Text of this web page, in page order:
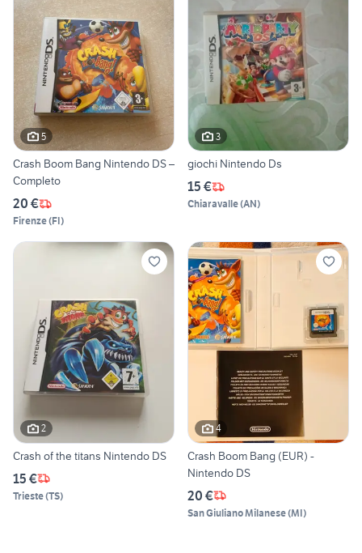
5
Crash Boom Bang Nintendo DS –
Completo
20 €
Firenze(FI)
3
giochi Nintendo Ds
15 €
Chiaravalle(AN)
2
Crash of the titans Nintendo DS
15 €
Trieste(TS)
4
Crash Boom Bang (EUR) -
Nintendo DS
20 €
San Giuliano Milanese(MI)